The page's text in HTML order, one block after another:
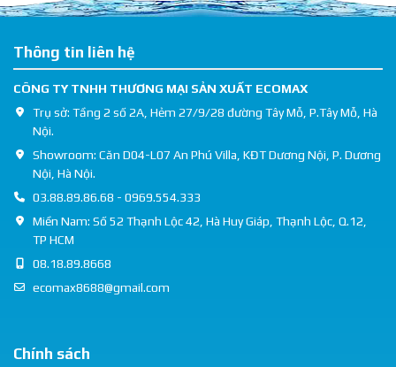
Thông tin liên hệ
CÔNG TY TNHH THƯƠNG MẠI SẢN XUẤT ECOMAX
Trụ sở: Tầng 2 số 2A, Hẻm 27/9/28 đường Tây Mỗ, P.Tây Mỗ, Hà
Nội.
Showroom: Căn D04-L07 An Phú Villa, KĐT Dương Nội, P. Dương
Nội, Hà Nội.
03.88.89.86.68 - 0969.554.333
Miền Nam: Số 52 Thạnh Lộc 42, Hà Huy Giáp, Thạnh Lộc, Q.12,
TP HCM
08.18.89.8668
ecomax8688@gmail.com
Chính sách